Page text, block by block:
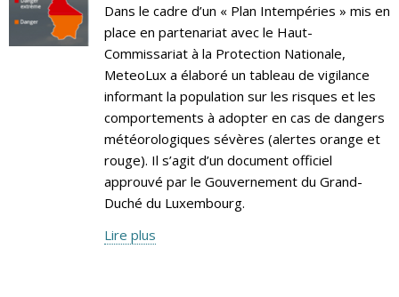
Dans le cadre d’un « Plan Intempéries » mis en
place en partenariat avec le Haut-
Commissariat à la Protection Nationale,
MeteoLux a élaboré un tableau de vigilance
informant la population sur les risques et les
comportements à adopter en cas de dangers
météorologiques sévères (alertes orange et
rouge). Il s’agit d’un document officiel
approuvé par le Gouvernement du Grand-
Duché du Luxembourg.
Lire plus